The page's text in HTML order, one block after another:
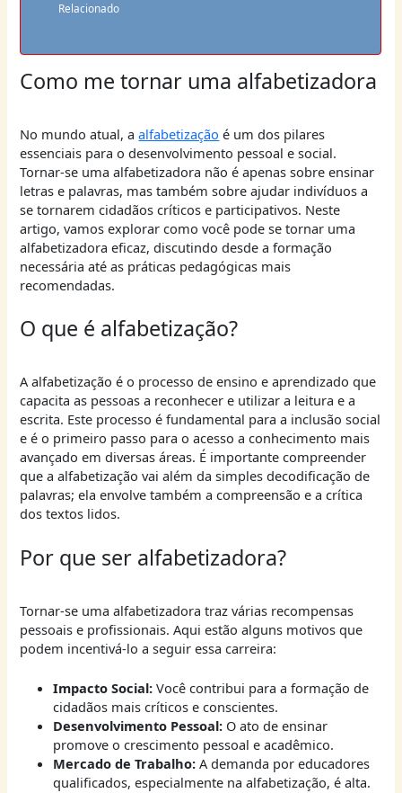
Relacionado
Como me tornar uma alfabetizadora
No mundo atual, aalfabetização é um dos pilares
essenciais para o desenvolvimento pessoal e social.
Tornar-se uma alfabetizadora não é apenas sobre ensinar
letras e palavras, mas também sobre ajudar indivíduos a
se tornarem cidadãos críticos e participativos. Neste
artigo, vamos explorar como você pode se tornar uma
alfabetizadora eficaz, discutindo desde a formação
necessária até as práticas pedagógicas mais
recomendadas.
O que é alfabetização?
A alfabetização é o processo de ensino e aprendizado que
capacita as pessoas a reconhecer e utilizar a leitura e a
escrita. Este processo é fundamental para a inclusão social
e é o primeiro passo para o acesso a conhecimento mais
avançado em diversas áreas. É importante compreender
que a alfabetização vai além da simples decodificação de
palavras; ela envolve também a compreensão e a crítica
dos textos lidos.
Por que ser alfabetizadora?
Tornar-se uma alfabetizadora traz várias recompensas
pessoais e profissionais. Aqui estão alguns motivos que
podem incentivá-lo a seguir essa carreira:
Impacto Social:Você contribui para a formação de
cidadãos mais críticos e conscientes.
Desenvolvimento Pessoal:O ato de ensinar
promove o crescimento pessoal e acadêmico.
Mercado de Trabalho:A demanda por educadores
qualificados, especialmente na alfabetização, é alta.